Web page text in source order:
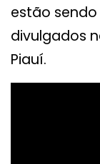
estão
divulgados
Piauí.